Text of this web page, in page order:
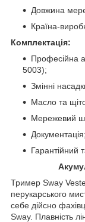
Довжина
Країна-
Комплектація:
Професійна
5003);
Змінні
Масло та
Мережевий
Документація;
Гарантійний
Тример Sway
перукарського
себе дійсно
Sway. Плавність